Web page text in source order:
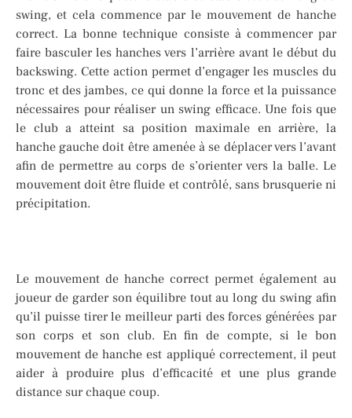
swing, et cela commence par le mouvement de hanche
correct. La bonne technique consiste à commencer par
faire basculer les hanches vers l’arrière avant le début du
backswing. Cette action permet d’engager les muscles du
tronc et des jambes, ce qui donne la force et la puissance
nécessaires pour réaliser un swing efficace. Une fois que
le club a atteint sa position maximale en arrière, la
hanche gauche doit être amenée à se déplacer vers l’avant
afin de permettre au corps de s’orienter vers la balle. Le
mouvement doit être fluide et contrôlé, sans brusquerie ni
précipitation.
Le mouvement de hanche correct permet également au
joueur de garder son équilibre tout au long du swing afin
qu’il puisse tirer le meilleur parti des forces générées par
son corps et son club. En fin de compte, si le bon
mouvement de hanche est appliqué correctement, il peut
aider à produire plus d’efficacité et une plus grande
distance sur chaque coup.